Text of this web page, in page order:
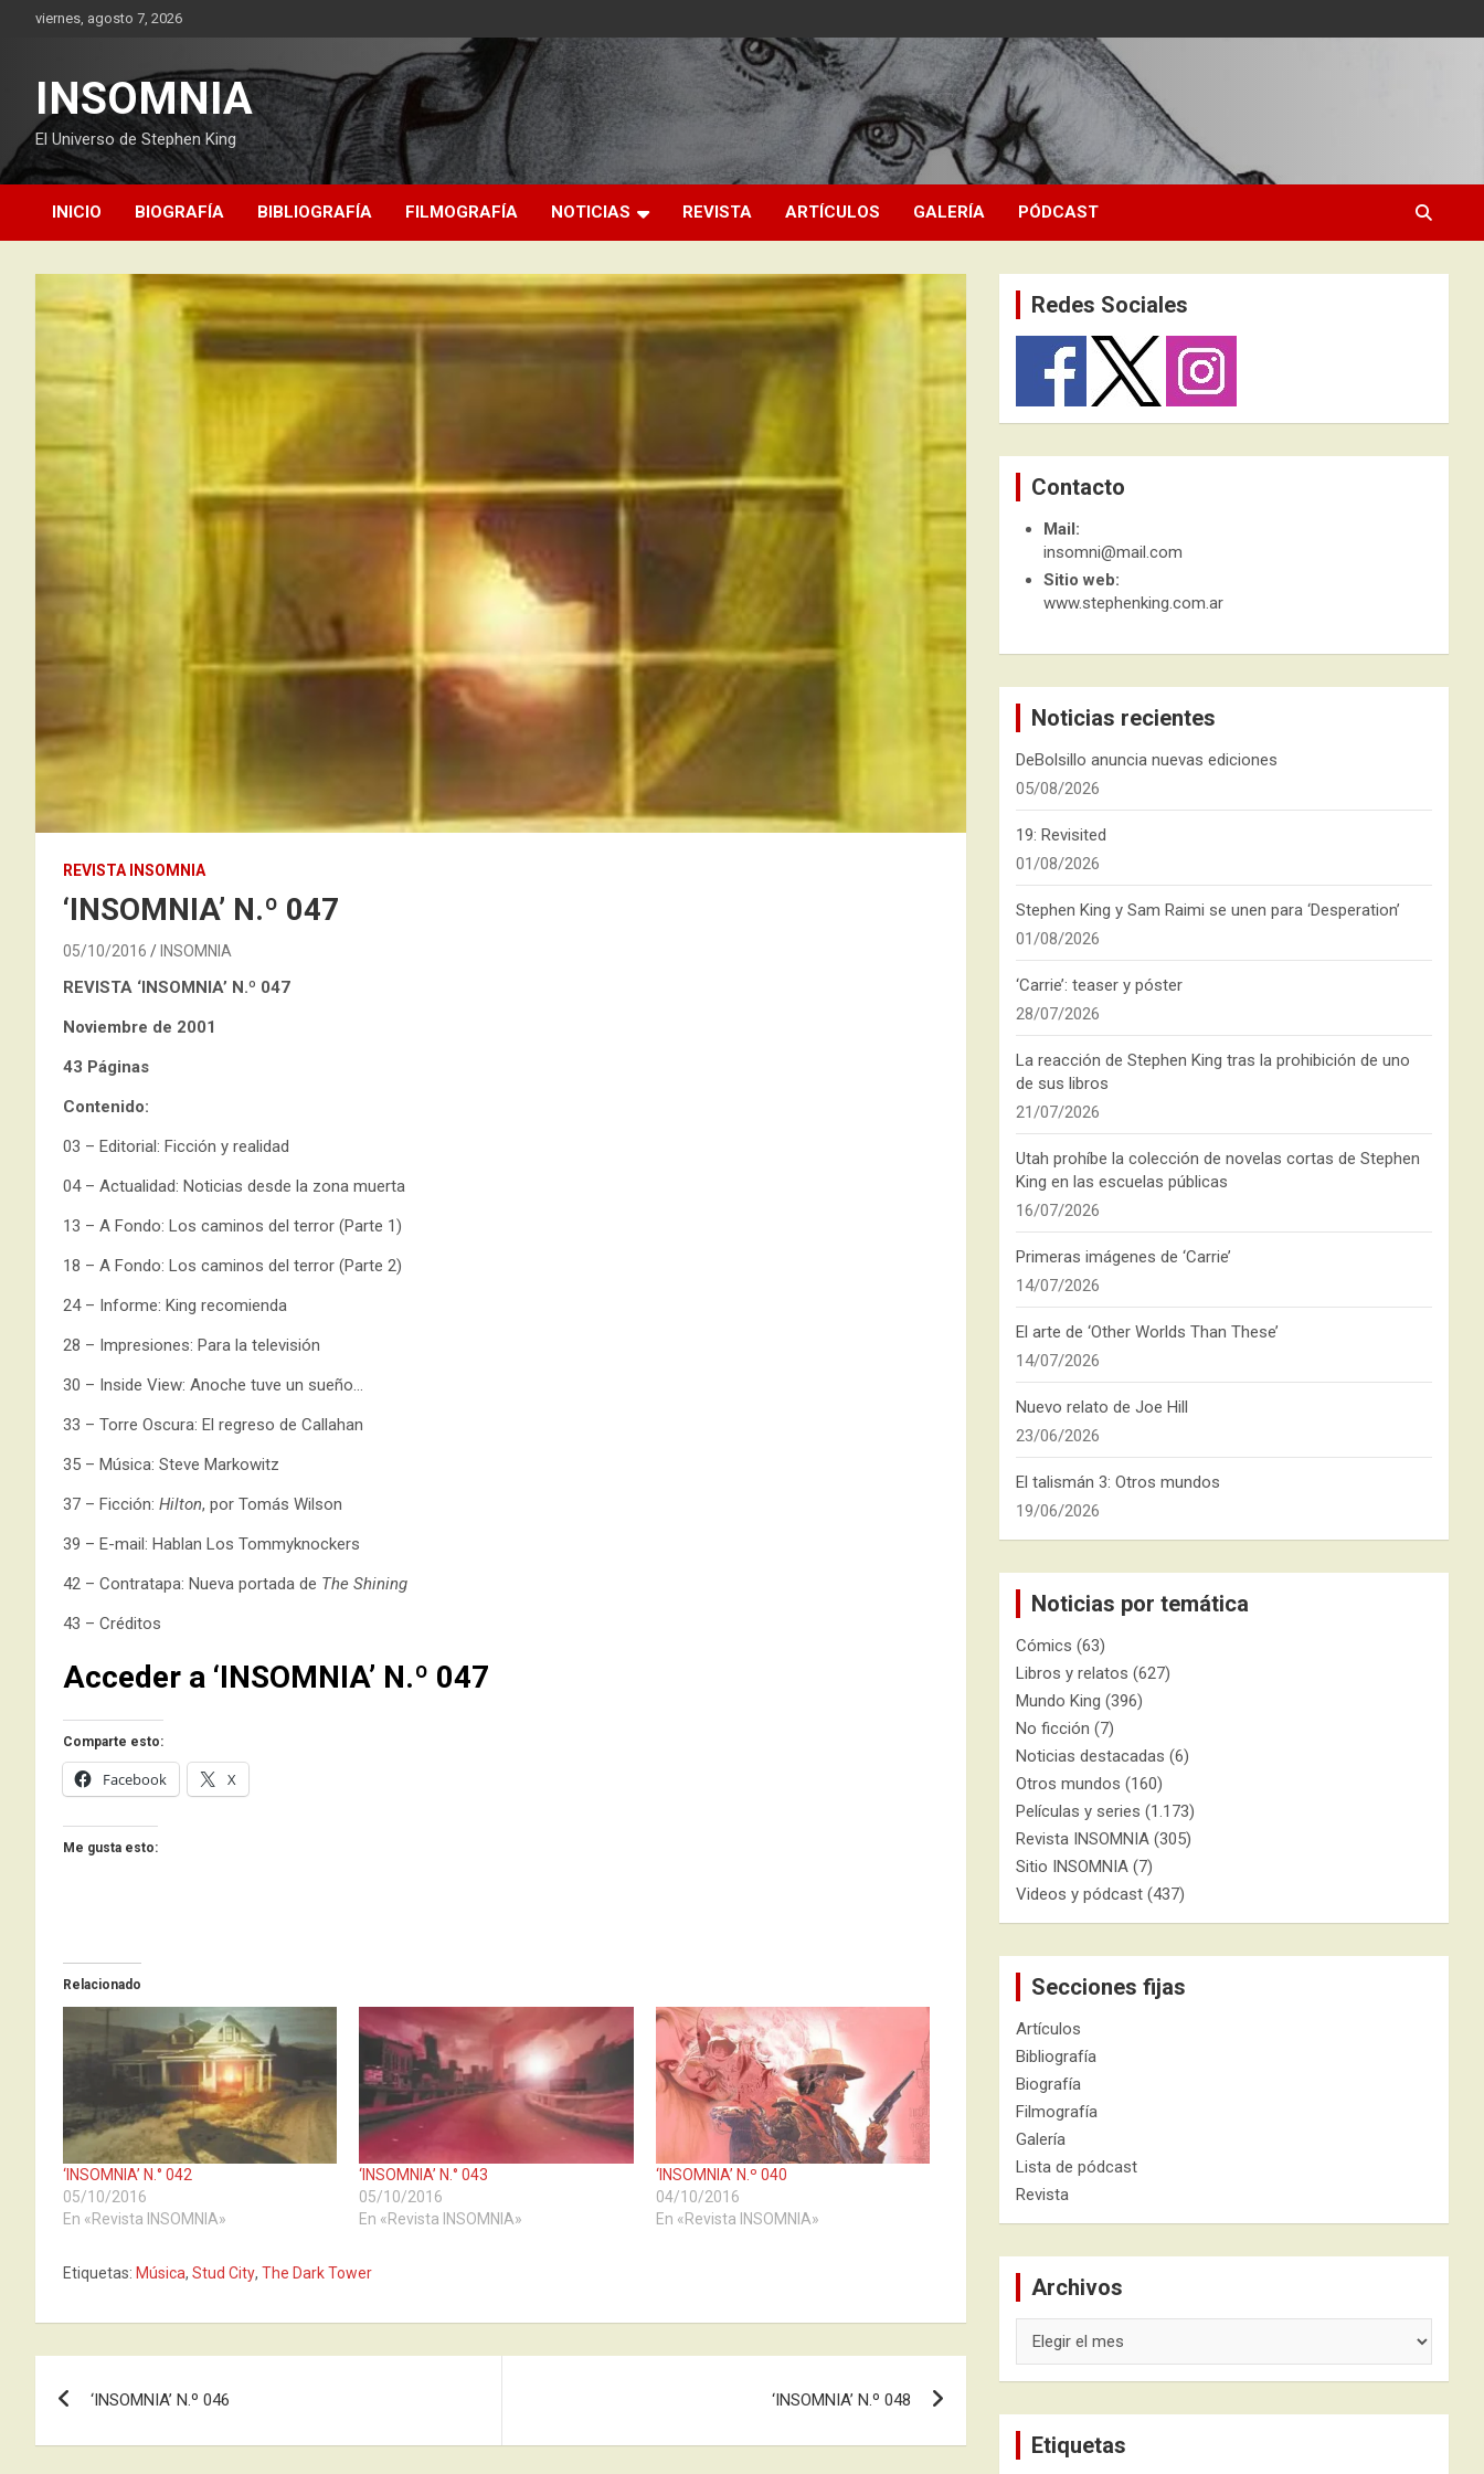
viernes, agosto 7, 2026
INSOMNIA
El Universo de Stephen King
INICIO BIOGRAFÍA BIBLIOGRAFÍA FILMOGRAFÍA NOTICIAS REVISTA ARTÍCULOS GALERÍA PÓDCAST
REVISTA INSOMNIA
‘INSOMNIA’ N.º 047
05/10/2016 INSOMNIA
REVISTA ‘INSOMNIA’ N.º 047
Noviembre de 2001
43 Páginas
Contenido:
03 – Editorial: Ficción y realidad
04 – Actualidad: Noticias desde la zona muerta
13 – A Fondo: Los caminos del terror (Parte 1)
18 – A Fondo: Los caminos del terror (Parte 2)
24 – Informe: King recomienda
28 – Impresiones: Para la televisión
30 – Inside View: Anoche tuve un sueño…
33 – Torre Oscura: El regreso de Callahan
35 – Música: Steve Markowitz
37 – Ficción: Hilton, por Tomás Wilson
39 – E-mail: Hablan Los Tommyknockers
42 – Contratapa: Nueva portada de The Shining
43 – Créditos
Acceder a ‘INSOMNIA’ N.º 047
Comparte esto:
Facebook X
Me gusta esto:
Relacionado
‘INSOMNIA’ N.° 042
05/10/2016
En «Revista INSOMNIA»
‘INSOMNIA’ N.° 043
05/10/2016
En «Revista INSOMNIA»
‘INSOMNIA’ N.º 040
04/10/2016
En «Revista INSOMNIA»
Etiquetas: Música, Stud City, The Dark Tower
‘INSOMNIA’ N.º 046 ‘INSOMNIA’ N.º 048
Redes Sociales
Contacto
Mail:
insomni@mail.com
Sitio web:
www.stephenking.com.ar
Noticias recientes
DeBolsillo anuncia nuevas ediciones
05/08/2026
19: Revisited
01/08/2026
Stephen King y Sam Raimi se unen para ‘Desperation’
01/08/2026
‘Carrie’: teaser y póster
28/07/2026
La reacción de Stephen King tras la prohibición de uno
de sus libros
21/07/2026
Utah prohíbe la colección de novelas cortas de Stephen
King en las escuelas públicas
16/07/2026
Primeras imágenes de ‘Carrie’
14/07/2026
El arte de ‘Other Worlds Than These’
14/07/2026
Nuevo relato de Joe Hill
23/06/2026
El talismán 3: Otros mundos
19/06/2026
Noticias por temática
Cómics (63)
Libros y relatos (627)
Mundo King (396)
No ficción (7)
Noticias destacadas (6)
Otros mundos (160)
Películas y series (1.173)
Revista INSOMNIA (305)
Sitio INSOMNIA (7)
Videos y pódcast (437)
Secciones fijas
Artículos
Bibliografía
Biografía
Filmografía
Galería
Lista de pódcast
Revista
Archivos
Etiquetas